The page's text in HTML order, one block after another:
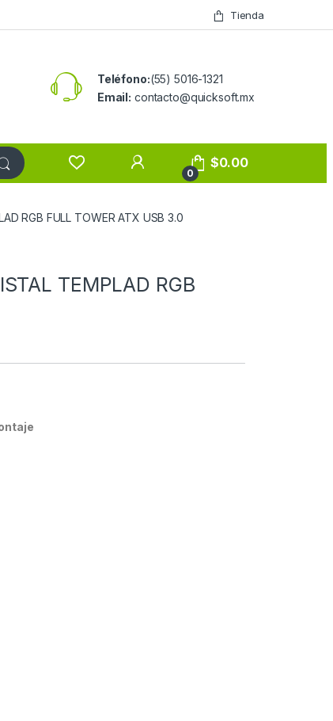
Tienda
Teléfono:(55) 5016-1321
Email: contacto@quicksoft.mx
0
$0.00
RGB FULL TOWER ATX USB 3.0
TEMPLAD RGB